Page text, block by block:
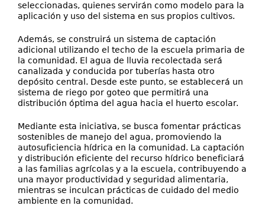
seleccionadas, quienes servirán como modelo para la
aplicación y uso del sistema en sus propios cultivos.
Además, se construirá un sistema de captación
adicional utilizando el techo de la escuela primaria de
la comunidad. El agua de lluvia recolectada será
canalizada y conducida por tuberías hasta otro
depósito central. Desde este punto, se establecerá un
sistema de riego por goteo que permitirá una
distribución óptima del agua hacia el huerto escolar.
Mediante esta iniciativa, se busca fomentar prácticas
sostenibles de manejo del agua, promoviendo la
autosuficiencia hídrica en la comunidad. La captación
y distribución eficiente del recurso hídrico beneficiará
a las familias agrícolas y a la escuela, contribuyendo a
una mayor productividad y seguridad alimentaria,
mientras se inculcan prácticas de cuidado del medio
ambiente en la comunidad.